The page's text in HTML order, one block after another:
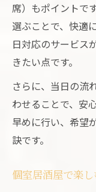
方法
主役が
ア
個室居酒
て方
席）もポイントで
選ぶことで、快適
日対応のサービス
きたい点です。
さらに、当日の流
わせることで、安
早めに行い、希望
訣です。
個室居酒屋で楽